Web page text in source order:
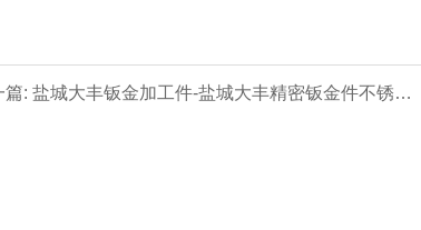
篇: 盐城大丰钣金加工件-盐城大丰精密钣金件不锈钢